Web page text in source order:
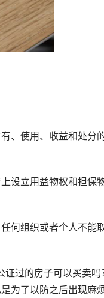
、使用、收益和处分
设立用益物权和担保
何组织或者个人不能
过的房子可以买卖吗
为了以防之后出现麻